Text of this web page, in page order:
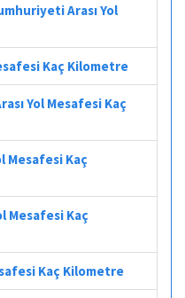
Arası Yol
Kaç Kilometre
Yol Mesafesi Kaç
Mesafesi Kaç
Mesafesi Kaç
Kaç Kilometre